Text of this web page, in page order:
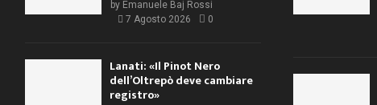
by Emanuele Baj Rossi
7 Agosto 2026
0
Lanati: «Il Pinot Nero
dell’Oltrepò deve cambiare
registro»